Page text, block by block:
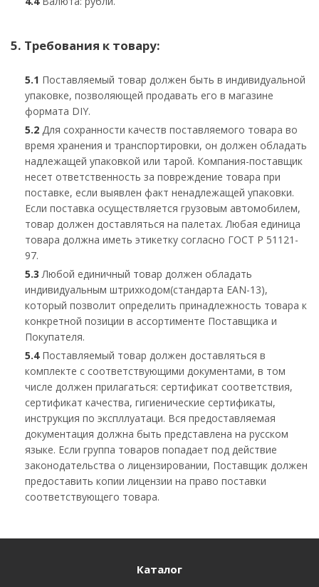
5. Требования к товару:
5.1 Поставляемый товар должен быть в индивидуальной
упаковке, позволяющей продавать его в магазине
формата DIY.
5.2 Для сохранности качеств поставляемого товара во
время хранения и транспортировки, он должен обладать
надлежащей упаковкой или тарой. Компания-поставщик
несет ответственность за повреждение товара при
поставке, если выявлен факт ненадлежащей упаковки.
Если поставка осуществляется грузовым автомобилем,
товар должен доставляться на палетах. Любая единица
товара должна иметь этикетку согласно ГОСТ Р 51121-
97.
5.3 Любой единичный товар должен обладать
индивидуальным штрихкодом(стандарта ЕАN-13),
который позволит определить принадлежность товара к
конкретной позиции в ассортименте Поставщика и
Покупателя.
5.4Поставляемый товар должен доставляться в
комплекте с соответствующими документами, в том
числе должен прилагаться: сертификат соответствия,
сертификат качества, гигиенические сертификаты,
инструкция по экспллуатаци. Вся предоставляемая
документация должна быть представлена на русском
языке. Если группа товаров попадает под действие
законодательства о лицензировании, Поставщик должен
предоставить копии лицензии на право поставки
соответствующего товара.
Каталог